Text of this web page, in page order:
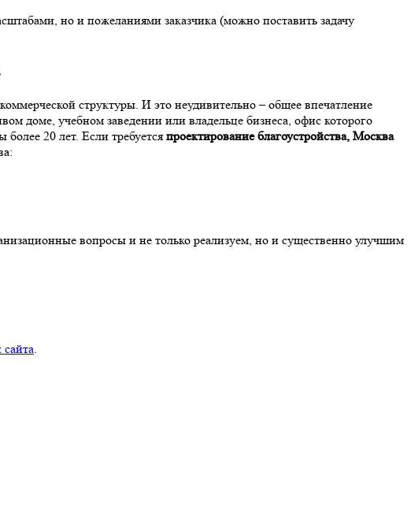
но и пожеланиями заказчика (можно поставить задачу
структуры. И это неудивительно – общее впечатление
доме, учебном заведении или владельце бизнеса, офис которого
20 лет. Если требуется проектирование благоустройства, Москва
вопросы и не только реализуем, но и существенно улучшим
.